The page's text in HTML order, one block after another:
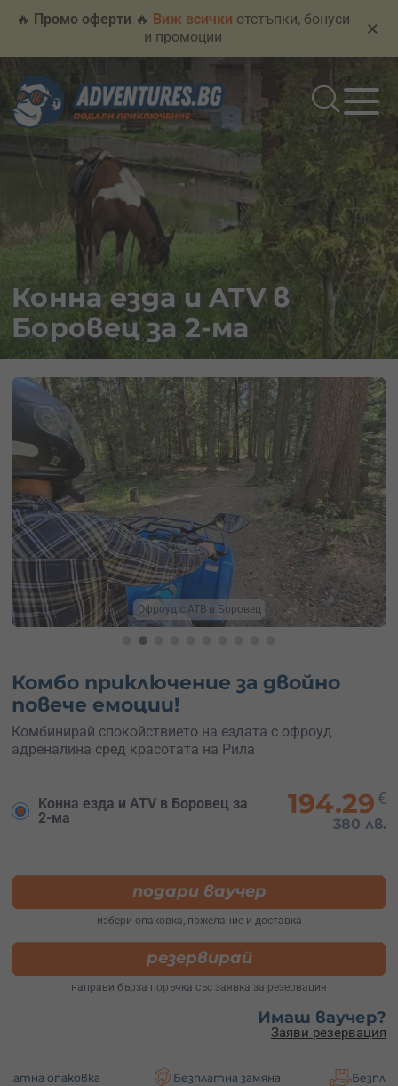
🔥 Промо оферти 🔥 Виж всички отстъпки, бонуси
и промоции
×
Конна езда и ATV в
Боровец за 2-ма
Офроуд с АТВ в Боровец
Комбо приключение за двойно
повече емоции!
Комбинирай спокойствието на ездата с офроуд
адреналина сред красотата на Рила
Конна езда и ATV в Боровец за
2-ма
194.29 €
380 лв.
подари ваучер
избери опаковка, пожелание и доставка
резервирай
направи бърза поръчка със заявка за резервация
Имаш ваучер?
Заяви резервация
Безплатна замяна Безплатна